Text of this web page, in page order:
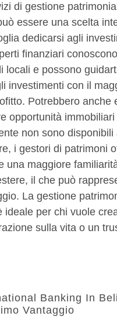
di gestione
essere una scelta
dedicarsi agli
finanziari
locali e possono
investimenti con il
Potrebbero anche
opportunità
non sono disponibili
i gestori di patrimoni
una maggiore
il che può
La gestione
ideale per chi vuole
sulla vita o un
Banking In
Vantaggio